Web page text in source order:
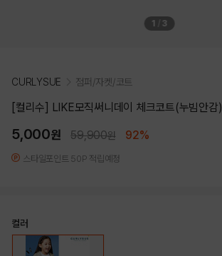
1 3
CURLYSUE 점퍼/자켓/코트
[컬리수] LIKE모직써니데이 체크코트(누빔안감)
5,000원 59,900원 92%
스타일포인트 50P 적립예정
컬러